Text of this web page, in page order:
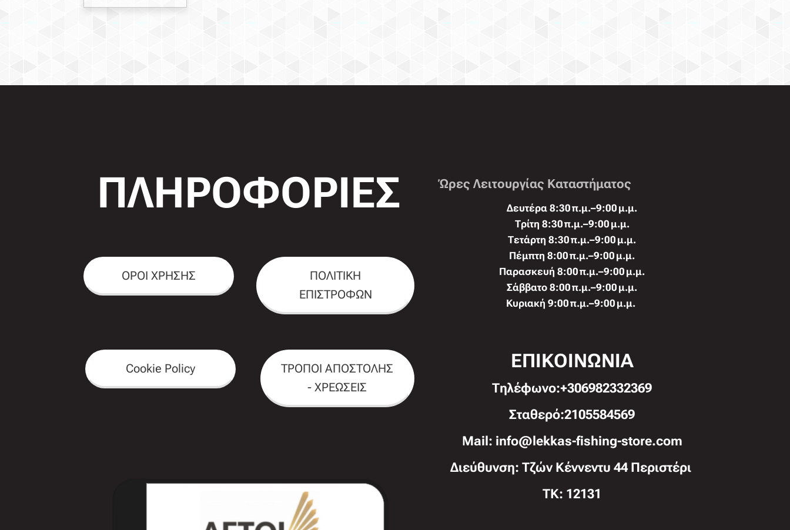
ΠΛΗΡΟΦΟΡΙΕΣ
ΟΡΟΙ ΧΡΗΣΗΣ
ΠΟΛΙΤΙΚΗ
ΕΠΙΣΤΡΟΦΩΝ
Cookie Policy
ΤΡΟΠΟΙ ΑΠΟΣΤΟΛΗΣ
- ΧΡΕΩΣΕΙΣ
Ώρες Λειτουργίας Καταστήματος
Δευτέρα 8:30 π.μ.–9:00 μ.μ.
Τρίτη 8:30 π.μ.–9:00 μ.μ.
Τετάρτη 8:30 π.μ.–9:00 μ.μ.
Πέμπτη 8:00 π.μ.–9:00 μ.μ.
Παρασκευή 8:00 π.μ.–9:00 μ.μ.
Σάββατο 8:00 π.μ.–9:00 μ.μ.
Κυριακή 9:00 π.μ.–9:00 μ.μ.
ΕΠΙΚΟΙΝΩΝΙΑ
Τηλέφωνo:+306982332369
Σταθερό:2105584569
Mail: info@lekkas-fishing-store.com
Διεύθυνση: Τζών Κέννεντυ 44 Περιστέρι
TK: 12131